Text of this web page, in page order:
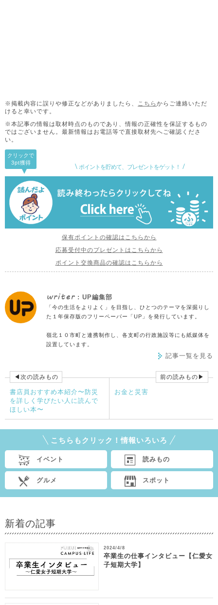
※掲載内容に誤りや修正などがありましたら、 こちら からご連絡いただ
けると幸いです。
※本記事の情報は取材時点のものであり、情報の正確性を保証するもの
ではございません。 最新情報はお電話等で直接取材先へご確認くださ
い。
ポイントを貯めて、プレゼントをゲット！
クリックで
3pt獲得
保有ポイントの確認はこちらから
応募受付中のプレゼントはこちらから
ポイント交換商品の確認はこちらから
writer : UP編集部
「今の生活をよりよく」を目指し、ひとつのテーマを深掘りし
た１年保存版のフリーペーパー「UP」を発行しています。
嶺北１０市町と連携制作し、各支町の行政施設等にも紙媒体を
設置しています。
記事一覧を見る
◀次の読みもの
書店員おすすめ本紹介〜防災
を詳しく学びたい人に読んで
ほしい本〜
前の読みもの▶
お金と災害
こちらもクリック！情報いろいろ
イベント 読みもの
グルメ スポット
新着の記事
2024/4/8
卒業生の仕事インタビュー【仁愛女
子短期大学】